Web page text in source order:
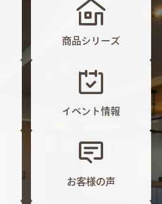
商品シリーズ
イベント情報
お客様の声